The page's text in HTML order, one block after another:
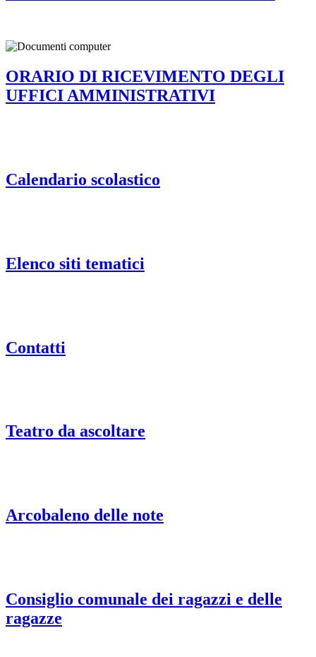
ORARIO DI RICEVIMENTO DEGLI
UFFICI AMMINISTRATIVI
Calendario scolastico
Elenco siti tematici
Contatti
Teatro da ascoltare
Arcobaleno delle note
Consiglio comunale dei ragazzi e delle
ragazze